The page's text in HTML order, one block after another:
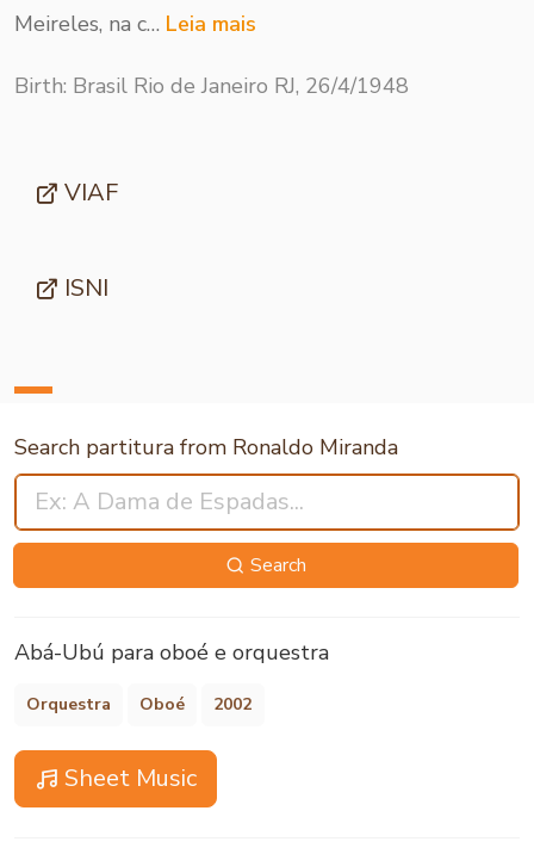
Meireles, na c… Leia mais
Birth: Brasil Rio de Janeiro RJ, 26/4/1948
VIAF
ISNI
Search partitura from Ronaldo Miranda
Search
Abá-Ubú para oboé e orquestra
Orquestra Oboé 2002
Sheet Music